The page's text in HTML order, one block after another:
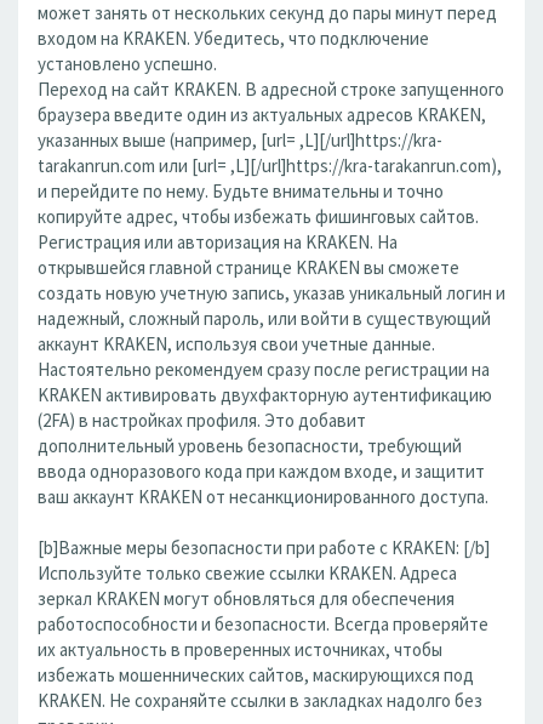
может занять от нескольких секунд до пары минут перед
входом на KRAKEN. Убедитесь, что подключение
установлено успешно.
Переход на сайт KRAKEN. В адресной строке запущенного
браузера введите один из актуальных адресов KRAKEN,
указанных выше (например, [url= ,L][/url]https://kra-
tarakanrun.com или [url= ,L][/url]https://kra-tarakanrun.com),
и перейдите по нему. Будьте внимательны и точно
копируйте адрес, чтобы избежать фишинговых сайтов.
Регистрация или авторизация на KRAKEN. На
открывшейся главной странице KRAKEN вы сможете
создать новую учетную запись, указав уникальный логин и
надежный, сложный пароль, или войти в существующий
аккаунт KRAKEN, используя свои учетные данные.
Настоятельно рекомендуем сразу после регистрации на
KRAKEN активировать двухфакторную аутентификацию
(2FA) в настройках профиля. Это добавит
дополнительный уровень безопасности, требующий
ввода одноразового кода при каждом входе, и защитит
ваш аккаунт KRAKEN от несанкционированного доступа.
[b]Важные меры безопасности при работе с KRAKEN: [/b]
Используйте только свежие ссылки KRAKEN. Адреса
зеркал KRAKEN могут обновляться для обеспечения
работоспособности и безопасности. Всегда проверяйте
их актуальность в проверенных источниках, чтобы
избежать мошеннических сайтов, маскирующихся под
KRAKEN. Не сохраняйте ссылки в закладках надолго без